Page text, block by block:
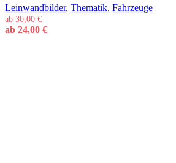
Leinwandbilder, Thematik, Fahrzeuge
ab30,00€
ab 24,00 €